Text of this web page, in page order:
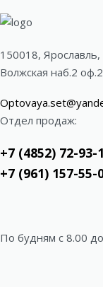
150018, Ярославль,
Волжская наб.2
Отдел продаж:
+7 (4852) 72-93-
+7 (961) 157-55-
По будням c 8.00